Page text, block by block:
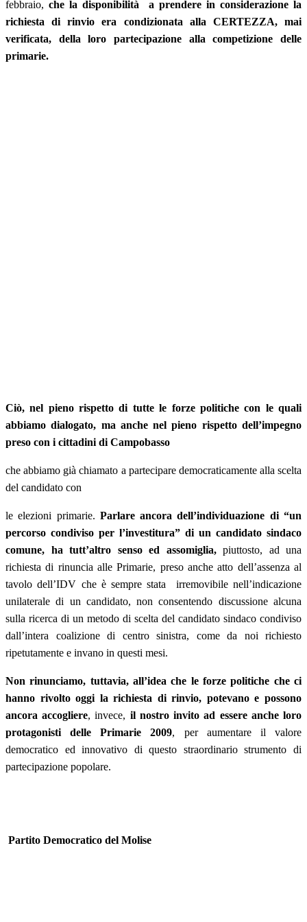
febbraio, che la disponibilità a prendere in considerazione la
richiesta di rinvio era condizionata alla CERTEZZA, mai
verificata, della loro partecipazione alla competizione delle
primarie.
Ciò, nel pieno rispetto di tutte le forze politiche con le quali
abbiamo dialogato, ma anche nel pieno rispetto dell’impegno
preso con i cittadini di Campobasso
che abbiamo già chiamato a partecipare democraticamente alla scelta
del candidato con
le elezioni primarie. Parlare ancora dell’individuazione di “un
percorso condiviso per l’investitura” di un candidato sindaco
comune, ha tutt’altro senso ed assomiglia,piuttosto, ad una
richiesta di rinuncia alle Primarie, preso anche atto dell’assenza al
tavolo dell’IDV che è sempre stata irremovibile nell’indicazione
unilaterale di un candidato, non consentendo discussione alcuna
sulla ricerca di un metodo di scelta del candidato sindaco condiviso
dall’intera coalizione di centro sinistra, come da noi richiesto
ripetutamente e invano in questi mesi.
Non rinunciamo, tuttavia, all’idea che le forze politiche che ci
hanno rivolto oggi la richiesta di rinvio, potevano e possono
ancora accogliere, invece, il nostro invito ad essere anche loro
protagonisti delle Primarie 2009, per aumentare il valore
democratico ed innovativo di questo straordinario strumento di
partecipazione popolare.
Partito Democratico del Molise